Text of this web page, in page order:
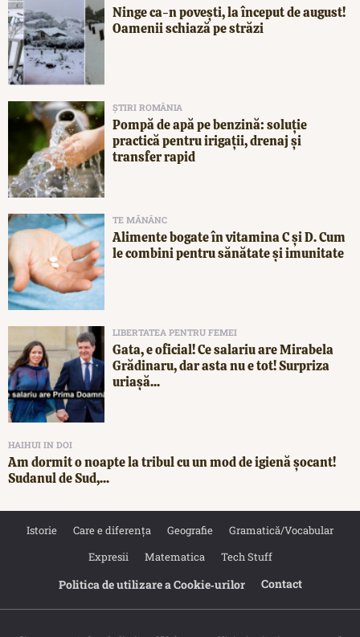
Ninge ca-n povești, la început de august!
Oamenii schiază pe străzi
ȘTIRI ROMÂNIA
Pompă de apă pe benzină: soluție
practică pentru irigații, drenaj și
transfer rapid
TE MĂNÂNC
Alimente bogate în vitamina C și D. Cum
le combini pentru sănătate și imunitate
LIBERTATEA PENTRU FEMEI
Gata, e oficial! Ce salariu are Mirabela
Grădinaru, dar asta nu e tot! Surpriza
uriașă...
HAIHUI IN DOI
Am dormit o noapte la tribul cu un mod de igienă șocant!
Sudanul de Sud,...
Istorie Care e diferența Geografie
Gramatică/Vocabular
Expresii
Matematica Tech Stuff
Politica de utilizare a Cookie‐urilor Contact